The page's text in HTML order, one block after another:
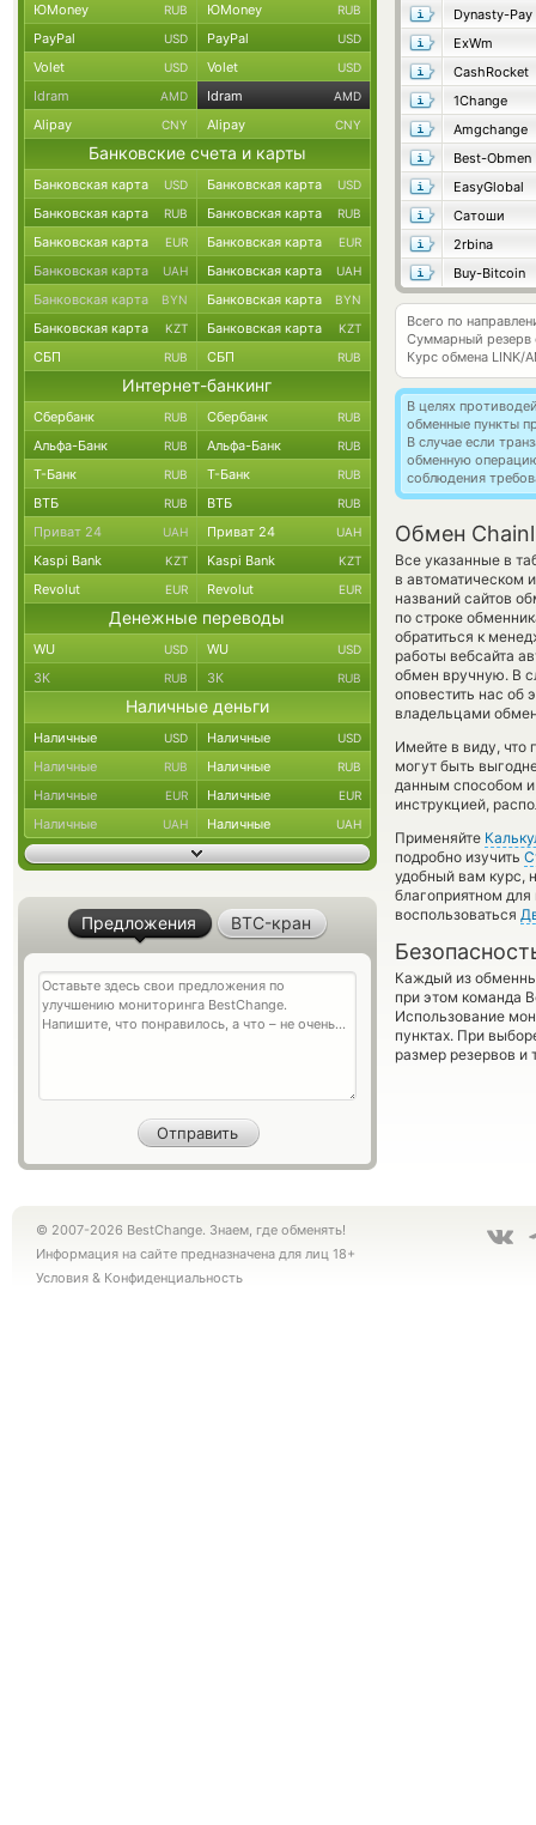
Dynasty-Pay
ExWm
CashRocket
1Change
Amgchange
Best-Obmen
EasyGlobal
Сатоши
2rbina
Buy-Bitcoin
Всего по
Суммарный резерв
Курс обмена LINK/
В целях
обменные пункты
В случае если
обменную
соблюдения
Обмен
Все указанные в
в автоматическом
названий сайтов
по строке
обратиться к
работы вебсайта
обмен вручную. В
оповестить нас
владельцами
Имейте в виду, что
могут быть
данным способом и
инструкцией,
Применяйте
подробно изучить
удобный вам курс,
благоприятном
воспользоваться
Каждый из
при этом команда
Использование
пунктах. При
размер резервов и
ЮMoney RUB ЮMoney RUB
PayPal USD PayPal USD
Volet USD Volet USD
Idram AMD Idram AMD
Alipay CNY Alipay CNY
Банковские счета и карты
Банковская карта USD Банковская карта USD
Банковская карта RUB Банковская карта RUB
Банковская карта EUR Банковская карта EUR
Банковская карта UAH Банковская карта UAH
Банковская карта BYN Банковская карта BYN
Банковская карта KZT Банковская карта KZT
СБП RUB СБП RUB
Интернет-банкинг
Сбербанк RUB Сбербанк RUB
Альфа-Банк RUB Альфа-Банк RUB
Т-Банк RUB Т-Банк RUB
ВТБ RUB ВТБ RUB
Приват 24 UAH Приват 24 UAH
Kaspi Bank KZT Kaspi Bank KZT
Revolut EUR Revolut EUR
Денежные переводы
WU USD WU USD
ЗК RUB ЗК RUB
Наличные деньги
Наличные USD Наличные USD
Наличные RUB Наличные RUB
Наличные EUR Наличные EUR
Наличные UAH Наличные UAH
Предложения BTC-кран
© 2007-2026 BestChange. Знаем, где обменять!
Информация на сайте предназначена для лиц 18+
Условия & Конфиденциальность